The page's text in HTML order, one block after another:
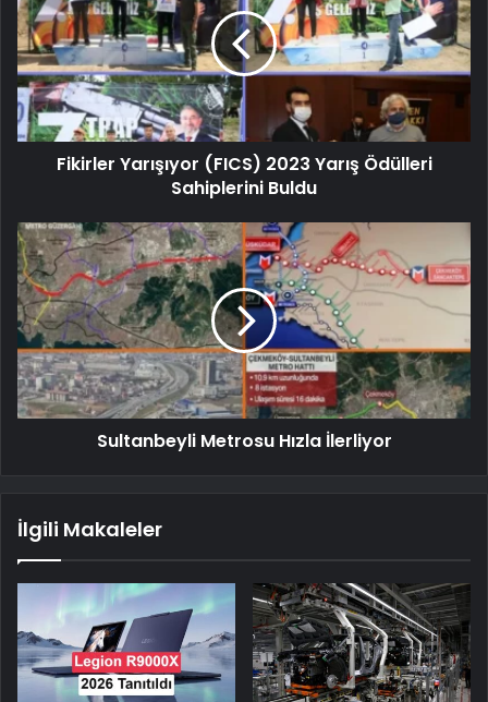
Fikirler Yarışıyor (FICS) 2023 Yarış Ödülleri
Sahiplerini Buldu
Sultanbeyli Metrosu Hızla İlerliyor
İlgili Makaleler